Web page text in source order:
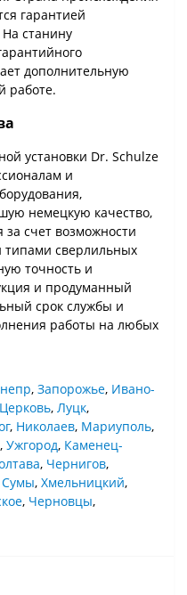
гарантией
станину
дополнительную
работе.
установки Dr. Schulze
и
немецкую качество,
счет возможности
типами сверлильных
точность и
и продуманный
срок службы и
работы на любых
, Запорожье, Ивано-
, Луцк,
, Николаев, Мариуполь,
, Ужгород, Каменец-
, Чернигов,
Сумы, Хмельницкий,
, Черновцы,